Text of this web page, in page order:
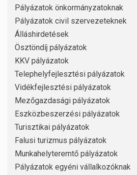
Pályázatok önkormányzatoknak
Pályázatok civil szervezeteknek
Álláshirdetések
Ösztöndíj pályázatok
KKV pályázatok
Telephelyfejlesztési pályázatok
Vidékfejlesztési pályázatok
Mezőgazdasági pályázatok
Eszközbeszerzési pályázatok
Turisztikai pályázatok
Falusi turizmus pályázatok
Munkahelyteremtő pályázatok
Pályázatok egyéni vállalkozóknak